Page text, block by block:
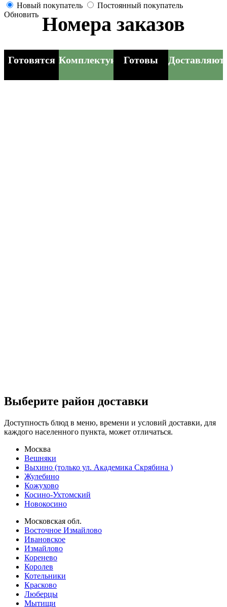
Новый покупатель
Постоянный покупатель
Обновить Номера заказов
Готовятся КомплектуютсяГотовы
Выберите район доставки
Доступность блюд в меню, времени и условий доставки, для
каждого населенного пункта, может отличаться.
Москва
Вешняки
Выхино (только ул. Академика Скрябина )
Жулебино
Кожухово
Косино-Ухтомский
Новокосино
Московская обл.
Восточное Измайлово
Ивановское
Измайлово
Коренево
Королев
Котельники
Красково
Люберцы
Мытищи